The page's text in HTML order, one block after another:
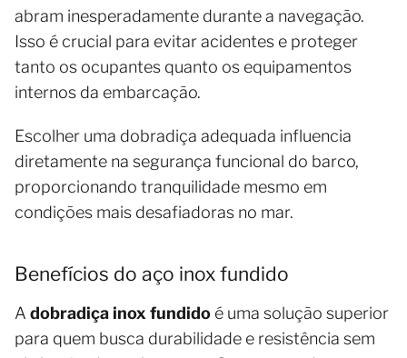
abram inesperadamente durante a navegação.
Isso é crucial para evitar acidentes e proteger
tanto os ocupantes quanto os equipamentos
internos da embarcação.
Escolher uma dobradiça adequada influencia
diretamente na segurança funcional do barco,
proporcionando tranquilidade mesmo em
condições mais desafiadoras no mar.
Benefícios do aço inox fundido
A dobradiça inox fundido é uma solução superior
para quem busca durabilidade e resistência sem